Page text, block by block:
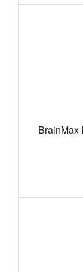
BrainMax